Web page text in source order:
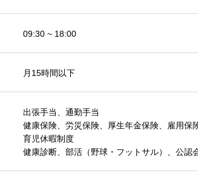
09:30 ~ 18:00
月15時間以下
出張手当、通勤手当
健康保険、労災保険、厚生年金保険、雇用保
育児休暇制度
健康診断、部活（野球・フットサル）、公認